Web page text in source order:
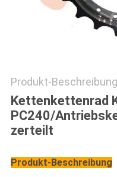
Produkt-Beschreibung
Kettenkettenrad
PC240/
zerteilt
Produkt-Beschreibung